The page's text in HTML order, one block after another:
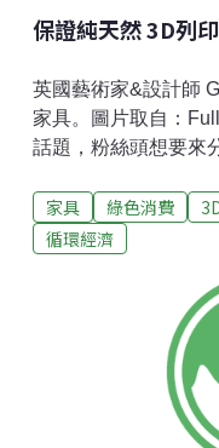
保證純天然 3D列
英國藝術家&設計師
家具。圖片取自：
話題，粉絲頭想要來
的流程太過浪費材料
的樹砍下來，削去不
椅子。圖片取自：
自：Full Grown上圖
吊燈外側雖然有被人
留樹幹原始的外觀。
家具 綠色消費
循環經濟